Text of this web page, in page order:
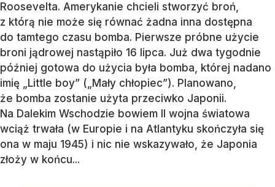
Roosevelta. Amerykanie chcieli stworzyć broń,
z którą nie może się równać żadna inna dostępna
do tamtego czasu bomba. Pierwsze próbne użycie
broni jądrowej nastąpiło 16 lipca. Już dwa tygodnie
później gotowa do użycia była bomba, której nadano
imię „Little boy” („Mały chłopiec”). Planowano,
że bomba zostanie użyta przeciwko Japonii.
Na Dalekim Wschodzie bowiem II wojna światowa
wciąż trwała (w Europie i na Atlantyku skończyła się
ona w maju 1945) i nic nie wskazywało, że Japonia
złoży w końcu...